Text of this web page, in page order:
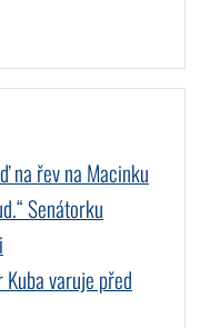
na řev na Macinku
Senátorku
varuje před